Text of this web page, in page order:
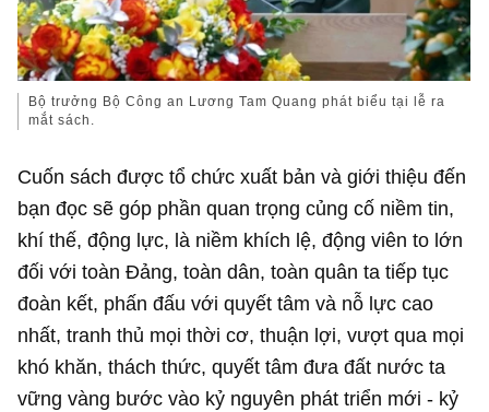
Bộ trưởng Bộ Công an Lương Tam Quang phát biểu tại lễ ra
mắt sách.
Cuốn sách được tổ chức xuất bản và giới thiệu đến
bạn đọc sẽ góp phần quan trọng củng cố niềm tin,
khí thế, động lực, là niềm khích lệ, động viên to lớn
đối với toàn Đảng, toàn dân, toàn quân ta tiếp tục
đoàn kết, phấn đấu với quyết tâm và nỗ lực cao
nhất, tranh thủ mọi thời cơ, thuận lợi, vượt qua mọi
khó khăn, thách thức, quyết tâm đưa đất nước ta
vững vàng bước vào kỷ nguyên phát triển mới - kỷ